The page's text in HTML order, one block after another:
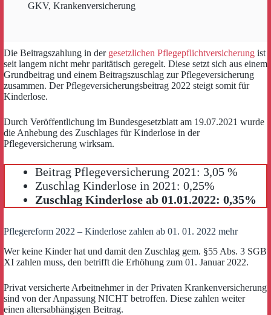
GKV, Krankenversicherung
Die Beitragszahlung in der gesetzlichen Pflegepflichtversicherung ist
seit langem nicht mehr paritätisch geregelt. Diese setzt sich aus einem
Grundbeitrag und einem Beitragszuschlag zur Pflegeversicherung
zusammen. Der Pflegeversicherungsbeitrag 2022 steigt somit für
Kinderlose.
Durch Veröffentlichung im Bundesgesetzblatt am 19.07.2021 wurde
die Anhebung des Zuschlages für Kinderlose in der
Pflegeversicherung wirksam.
Beitrag Pflegeversicherung 2021: 3,05 %
Zuschlag Kinderlose in 2021: 0,25%
Zuschlag Kinderlose ab 01.01.2022: 0,35%
Pflegereform 2022 – Kinderlose zahlen ab 01. 01. 2022 mehr
Wer keine Kinder hat und damit den Zuschlag gem. §55 Abs. 3 SGB
XI zahlen muss, den betrifft die Erhöhung zum 01. Januar 2022.
Privat versicherte Arbeitnehmer in der Privaten Krankenversicherung
sind von der Anpassung NICHT betroffen. Diese zahlen weiter
einen altersabhängigen Beitrag.